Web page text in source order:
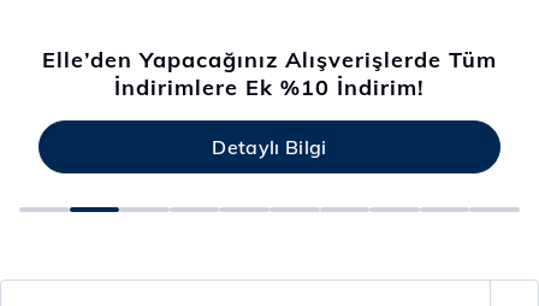
Elle’den Yapacağınız Alışverişlerde Tüm
İndirimlere Ek %10 İndirim!
Detaylı Bilgi